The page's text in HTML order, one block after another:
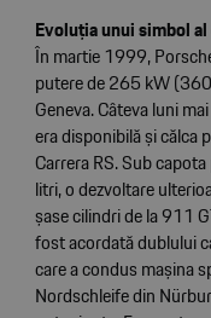
Evoluția unui simbol
În martie 1999,
putere de 265 kW
Geneva. Câteva luni
era disponibilă și călca
Carrera RS. Sub
litri, o dezvoltare
șase cilindri de la 911
fost acordată dublului
care a condus mașina
Nordschleife din